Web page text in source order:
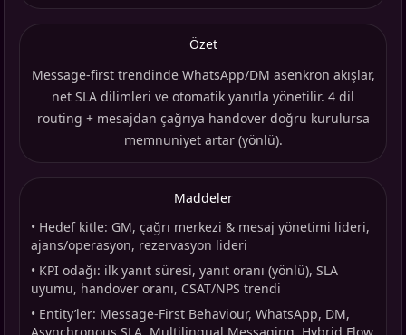
Özet
Message-first trendinde WhatsApp/DM asenkron akışlar,
net SLA dilimleri ve otomatik yanıtla yönetilir. 4 dil
routing + mesajdan çağrıya handover doğru kurulursa
memnuniyet artar (yönlü).
Maddeler
• Hedef kitle: GM, çağrı merkezi & mesaj yönetimi lideri,
ajans/operasyon, rezervasyon lideri
• KPI odağı: ilk yanıt süresi, yanıt oranı (yönlü), SLA
uyumu, handover oranı, CSAT/NPS trendi
• Entity’ler: Message-First Behaviour, WhatsApp, DM,